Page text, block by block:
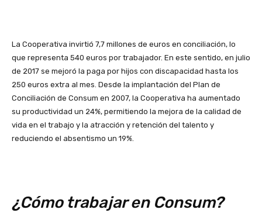
La Cooperativa invirtió 7,7 millones de euros en conciliación, lo
que representa 540 euros por trabajador. En este sentido, en julio
de 2017 se mejoró la paga por hijos con discapacidad hasta los
250 euros extra al mes. Desde la implantación del Plan de
Conciliación de Consum en 2007, la Cooperativa ha aumentado
su productividad un 24%, permitiendo la mejora de la calidad de
vida en el trabajo y la atracción y retención del talento y
reduciendo el absentismo un 19%.
¿Cómo trabajar en Consum?